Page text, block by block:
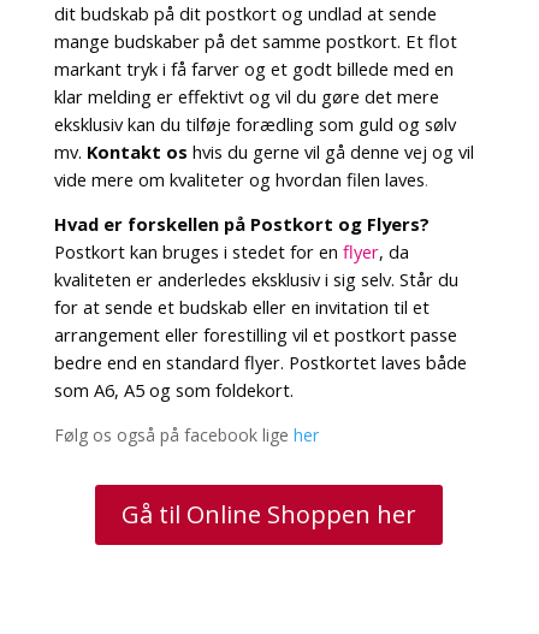
dit budskab på dit postkort og undlad at sende
mange budskaber på det samme postkort. Et flot
markant tryk i få farver og et godt billede med en
klar melding er effektivt og vil du gøre det mere
eksklusiv kan du tilføje forædling som guld og sølv
mv. Kontakt os hvis du gerne vil gå denne vej og vil
vide mere om kvaliteter og hvordan filen laves.
Hvad er forskellen på Postkort og Flyers?
Postkort kan bruges i stedet for en flyer, da
kvaliteten er anderledes eksklusiv i sig selv. Står du
for at sende et budskab eller en invitation til et
arrangement eller forestilling vil et postkort passe
bedre end en standard flyer. Postkortet laves både
som A6, A5 og som foldekort.
Følg os også på facebook lige her
Gå til Online Shoppen her